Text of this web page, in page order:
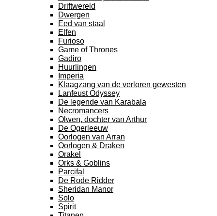
Driftwereld
Dwergen
Eed van staal
Elfen
Furioso
Game of Thrones
Gadiro
Huurlingen
Imperia
Klaagzang van de verloren gewesten
Lanfeust Odyssey
De legende van Karabala
Necromancers
Olwen, dochter van Arthur
De Ogerleeuw
Oorlogen van Arran
Oorlogen & Draken
Orakel
Orks & Goblins
Parcifal
De Rode Ridder
Sheridan Manor
Solo
Spirit